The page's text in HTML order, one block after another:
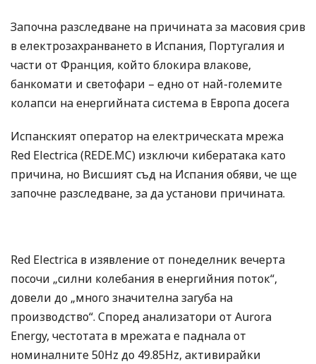
Започна разследване на причината за масовия срив
в електрозахранването в Испания, Португалия и
части от Франция, който блокира влакове,
банкомати и светофари – едно от най-големите
колапси на енергийната система в Европа досега
Испанският оператор на електрическата мрежа
Red Electrica (REDE.MC) изключи кибератака като
причина, но Висшият съд на Испания обяви, че ще
започне разследване, за да установи причината.
Red Electrica в изявление от понеделник вечерта
посочи „силни колебания в енергийния поток“,
довели до „много значителна загуба на
производство“. Според анализатори от Aurora
Energy, честотата в мрежата е паднала от
номиналните 50Hz до 49.85Hz, активирайки